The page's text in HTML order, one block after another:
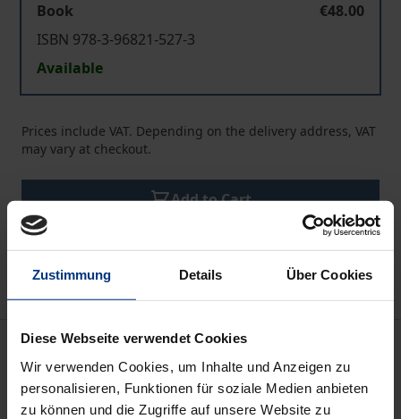
Zustimmung Details Über Cookies
Diese Webseite verwendet Cookies
Wir verwenden Cookies, um Inhalte und Anzeigen zu
personalisieren, Funktionen für soziale Medien anbieten
zu können und die Zugriffe auf unsere Website zu
Book
€48.00
ISBN 978-3-96821-527-3
Available
Prices include VAT. Depending on the delivery address, VAT
may vary at checkout.
Add to Cart
Add to Wish List
Delivery cost notice
Description
Die westdeutschen Universitäten haben in der